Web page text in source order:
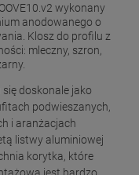
wykonany
anodowanego o
Klosz do profilu z
mleczny, szron,
się doskonale jako
podwieszanych,
i aranżacjach
listwy aluminiowej
korytka, które
jest bardzo